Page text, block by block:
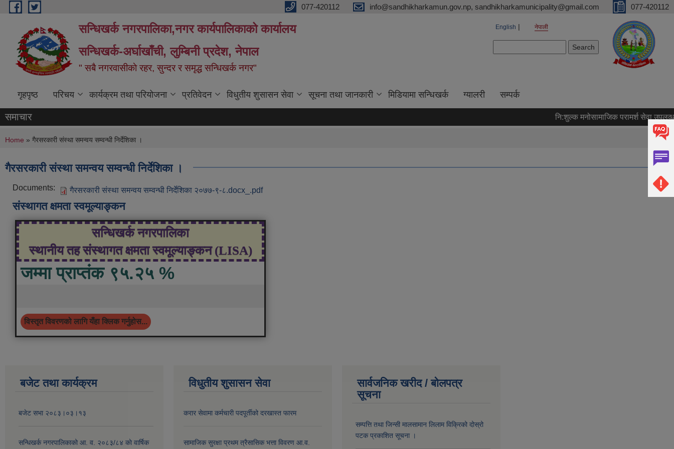
Skip to main content 077-420112 info@sandhikharkamun.gov.np, sandhikharkamunicipality@gmail.com 077-420112
सन्धिखर्क नगरपालिका,नगर कार्यपालिकाको कार्यालय
सन्धिखर्क-अर्घाखाँची, लुम्बिनी प्रदेश, नेपाल
" सबै नगरवासीकाे रहर, सुन्दर र समृद्ध सन्धिखर्क नगर"
English नेपाली
गृहपृष्ठ परिचय कार्यक्रम तथा परियोजना प्रतिवेदन विधुतीय शुसासन सेवा सूचना तथा जानकारी मिडियामा सन्धिखर्क ग्यालरी सम्पर्क
समाचार नि:शुल्क मनोसामाजिक परामर्श सेवा उपलव्ध
You are here
Home » गैरसरकारी संस्था समन्वय सम्वन्धी निर्देशिका ।
गैरसरकारी संस्था समन्वय सम्वन्धी निर्देशिका ।
Documents: गैरसरकारी संस्था समन्वय सम्वन्धी निर्देशिका २०७७-९-८.docx_.pdf
संस्थागत क्षमता स्वमूल्याङ्कन
सन्धिखर्क नगरपालिका
स्थानीय तह संस्थागत क्षमता स्वमूल्याङ्कन (LISA)
जम्मा प्राप्तंक ९५.२५ %
विस्तृत विवरणको लागि यँहा क्लिक गर्नुहोस...
बजेट तथा कार्यक्रम
बजेट सभा २०८३।०३।१३
सन्धिखर्क नगरपालिकाको आ. व. २०८३/८४ काे वार्षिक
विधुतीय शुसासन सेवा
करार सेवामा कर्मचारी पदपूर्तीको दरखास्त फारम
सामाजिक सुरक्षा प्रथम त्रैसासिक भत्ता विवरण आ.व.
सार्वजनिक खरीद / बोलपत्र
सूचना
सम्पत्ति तथा जिन्सी मालसामान लिलाम विक्रिको दोस्रो
पटक प्रकाशित सूचना ।